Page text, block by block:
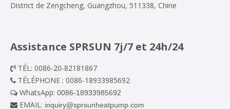
District de Zengcheng, Guangzhou, 511338, Chine
Assistance SPRSUN 7j/7 et 24h/24
 TÉL: 0086-20-82181867
 TÉLÉPHONE : 0086-18933985692
 WhatsApp: 0086-18933985692
 EMAIL: inquiry@sprsunheatpump.com